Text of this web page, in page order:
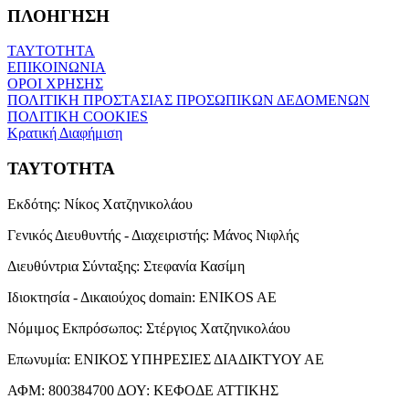
ΠΛΟΗΓΗΣΗ
ΤΑΥΤΟΤΗΤΑ
ΕΠΙΚΟΙΝΩΝΙΑ
ΟΡΟΙ ΧΡΗΣΗΣ
ΠΟΛΙΤΙΚΗ ΠΡΟΣΤΑΣΙΑΣ ΠΡΟΣΩΠΙΚΩΝ ΔΕΔΟΜΕΝΩΝ
ΠΟΛΙΤΙΚΗ COOKIES
Κρατική Διαφήμιση
ΤΑΥΤΟΤΗΤΑ
Εκδότης: Νίκος Χατζηνικολάου
Γενικός Διευθυντής - Διαχειριστής: Μάνος Νιφλής
Διευθύντρια Σύνταξης: Στεφανία Κασίμη
Ιδιοκτησία - Δικαιούχος domain: ENIKOS AE
Νόμιμος Εκπρόσωπος: Στέργιος Χατζηνικολάου
Επωνυμία: ΕΝΙΚΟΣ ΥΠΗΡΕΣΙΕΣ ΔΙΑΔΙΚΤΥΟΥ ΑΕ
ΑΦΜ: 800384700 ΔΟΥ: ΚΕΦΟΔΕ ΑΤΤΙΚΗΣ